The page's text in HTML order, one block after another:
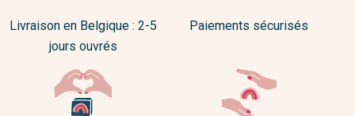
Livraison en Belgique : 2-5
jours ouvrés
Paiements sécurisés